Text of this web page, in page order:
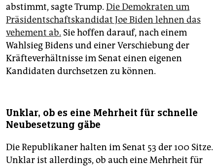
abstimmt, sagte Trump. Die Demokraten um
Präsidentschaftskandidat Joe Biden lehnen das
vehement ab. Sie hoffen darauf, nach einem
Wahlsieg Bidens und einer Verschiebung der
Kräfteverhältnisse im Senat einen eigenen
Kandidaten durchsetzen zu können.
Unklar, ob es eine Mehrheit für schnelle
Neubesetzung gäbe
Die Republikaner halten im Senat 53 der 100 Sitze.
Unklar ist allerdings, ob auch eine Mehrheit für